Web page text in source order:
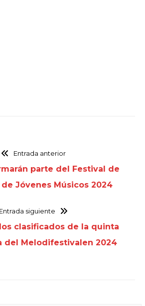
Entrada anterior
parte del Festival de
Jóvenes Músicos 2024
Entrada siguiente
clasificados de la quinta
del Melodifestivalen 2024